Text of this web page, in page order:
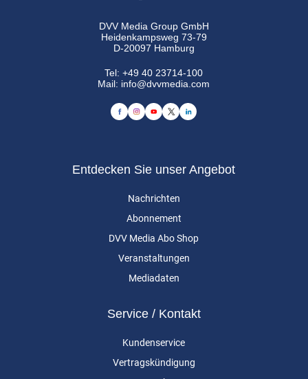
DVV Media Group GmbH
Heidenkampsweg 73-79
D-20097 Hamburg
Tel:+49 40 23714-100
Mail: info@dvvmedia.com
Entdecken Sie unser Angebot
Nachrichten
Abonnement
DVV Media Abo Shop
Veranstaltungen
Mediadaten
Service / Kontakt
Kundenservice
Vertragskündigung